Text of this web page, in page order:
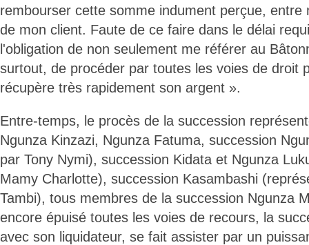
rembourser cette somme indument perçue, entre
de mon client. Faute de ce faire dans le délai
l'obligation de non seulement me référer au
surtout, de procéder par toutes les voies de droit
récupère très rapidement son argent ».
Entre-temps, le procès de la succession
Ngunza Kinzazi, Ngunza Fatuma, succession
par Tony Nymi), succession Kidata et Ngunza
Mamy Charlotte), succession Kasambashi
Tambi), tous membres de la succession Ngunza
encore épuisé toutes les voies de recours, la
avec son liquidateur, se fait assister par un